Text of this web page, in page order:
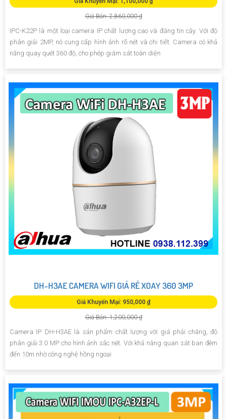
Giá Bán: 2,860,000 ₫
IPC-K22P là một loại camera IP chất lượng cao và đáng tin cậy. Với độ
phân giải 2MP, nó cung cấp hình ảnh rõ nét và chi tiết. Camera có khả
năng quay quét 360 độ, cho phép giám sát toàn diện
DH-H3AE CAMERA WIFI GIÁ RẺ XOAY 360 3MP
Giá Khuyến Mại: 950,000 ₫
Giá Bán: 1,200,000 ₫
Camera IP DH-H3AE là sản phẩm chất lượng với giá phải chăng, độ
phân giải 3.0 MP cho hình ảnh sắc nét. Với khả năng quan sát ban đêm
đến 10m nhờ công nghệ hồng ngoại